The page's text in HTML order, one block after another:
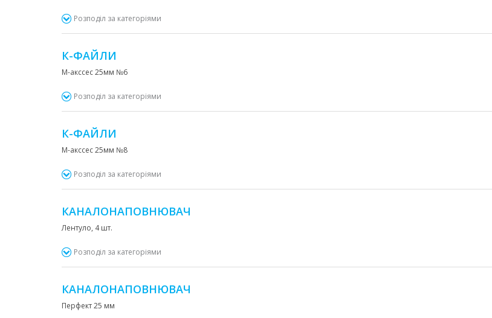
Розподіл за категоріями
К-ФАЙЛИ
М-акссес 25мм №6
Розподіл за категоріями
К-ФАЙЛИ
М-акссес 25мм №8
Розподіл за категоріями
КАНАЛОНАПОВНЮВАЧ
Лентуло, 4 шт.
Розподіл за категоріями
КАНАЛОНАПОВНЮВАЧ
Перфект 25 мм